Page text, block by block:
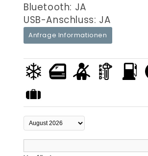
Bluetooth: JA
USB-Anschluss: JA
Anfrage Informationen